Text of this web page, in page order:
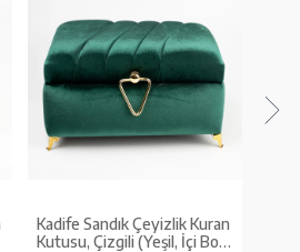
Kadife Sandık Çeyizlik Kuran
Kutusu, Çizgili (Yeşil, İçi Boş